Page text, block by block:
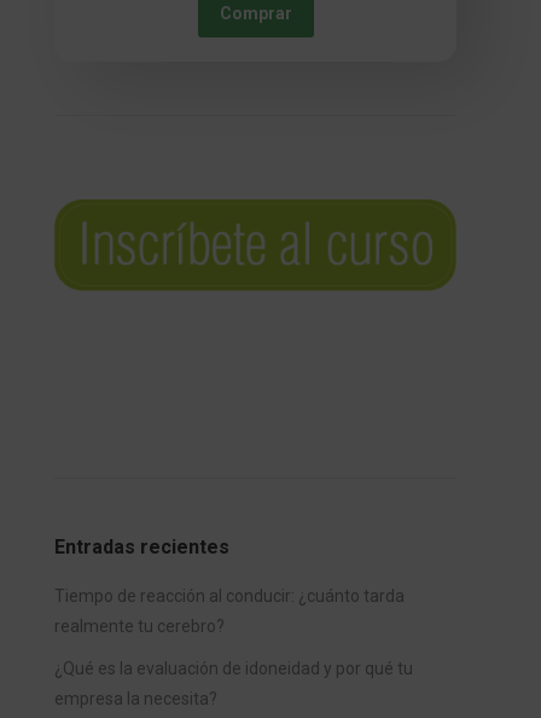
Comprar
Entradas recientes
Tiempo de reacción al conducir: ¿cuánto tarda
realmente tu cerebro?
¿Qué es la evaluación de idoneidad y por qué tu
empresa la necesita?